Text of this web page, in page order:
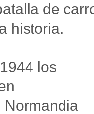
de
historia.
los
Normandia